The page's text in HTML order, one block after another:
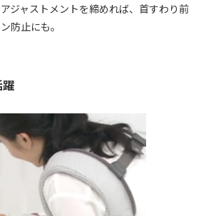
ジャストメントを締めれば、首すわり前
防止にも。